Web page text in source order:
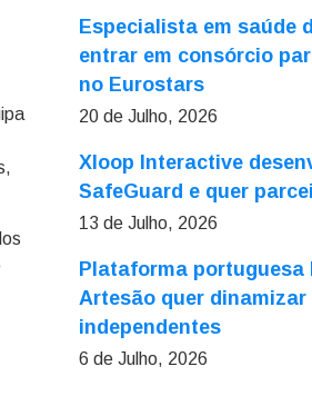
Especialista em saúde
entrar em consórcio
no Eurostars
20 de Julho, 2026
Xloop Interactive
SafeGuard e quer
13 de Julho, 2026
Plataforma portuguesa
Artesão quer dinamizar
independentes
6 de Julho, 2026